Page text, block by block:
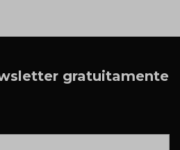
gratuitamente